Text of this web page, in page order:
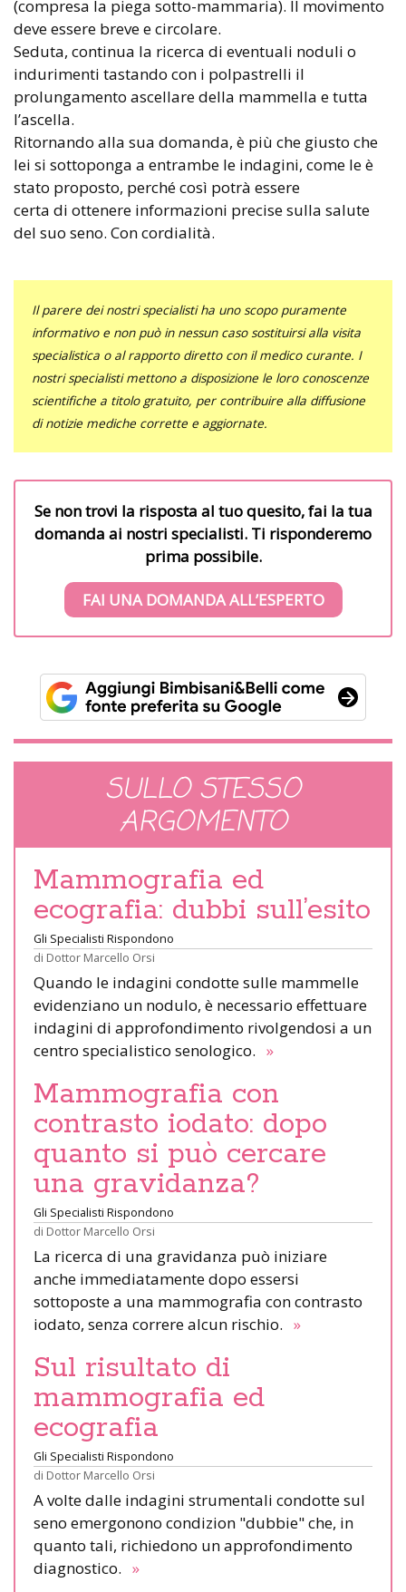
(compresa la piega sotto-mammaria). Il movimento
deve essere breve e circolare.
Seduta, continua la ricerca di eventuali noduli o
indurimenti tastando con i polpastrelli il
prolungamento ascellare della mammella e tutta
l’ascella.
Ritornando alla sua domanda, è più che giusto che
lei si sottoponga a entrambe le indagini, come le è
stato proposto, perché così potrà essere
certa di ottenere informazioni precise sulla salute
del suo seno. Con cordialità.
Il parere dei nostri specialisti ha uno scopo puramente
informativo e non può in nessun caso sostituirsi alla visita
specialistica o al rapporto diretto con il medico curante. I
nostri specialisti mettono a disposizione le loro conoscenze
scientifiche a titolo gratuito, per contribuire alla diffusione
di notizie mediche corrette e aggiornate.
Se non trovi la risposta al tuo quesito, fai la tua
domanda ai nostri specialisti. Ti risponderemo
prima possibile.
FAI UNA DOMANDA ALL’ESPERTO
SULLO STESSO
ARGOMENTO
Mammografia ed
ecografia: dubbi sull’esito
Gli Specialisti Rispondono
di Dottor Marcello Orsi
Quando le indagini condotte sulle mammelle
evidenziano un nodulo, è necessario effettuare
indagini di approfondimento rivolgendosi a un
centro specialistico senologico. »
Mammografia con
contrasto iodato: dopo
quanto si può cercare
una gravidanza?
Gli Specialisti Rispondono
di Dottor Marcello Orsi
La ricerca di una gravidanza può iniziare
anche immediatamente dopo essersi
sottoposte a una mammografia con contrasto
iodato, senza correre alcun rischio. »
Sul risultato di
mammografia ed
ecografia
Gli Specialisti Rispondono
di Dottor Marcello Orsi
A volte dalle indagini strumentali condotte sul
seno emergonono condizion "dubbie" che, in
quanto tali, richiedono un approfondimento
diagnostico. »